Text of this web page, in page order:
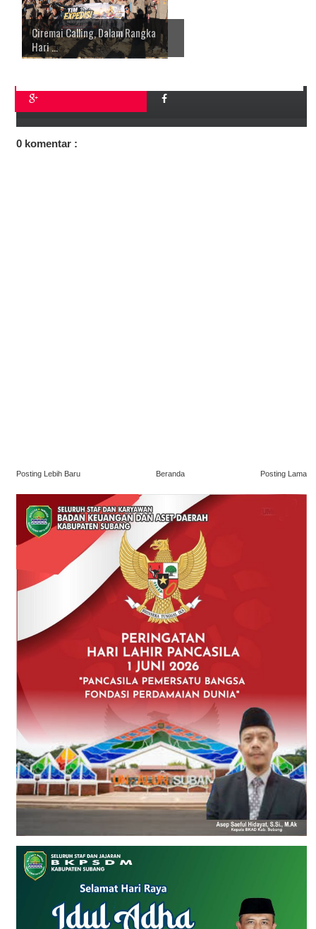
Ciremai Calling, Dalam Rangka
Hari ...
0 komentar :
Posting Lebih Baru Posting Lama
Beranda